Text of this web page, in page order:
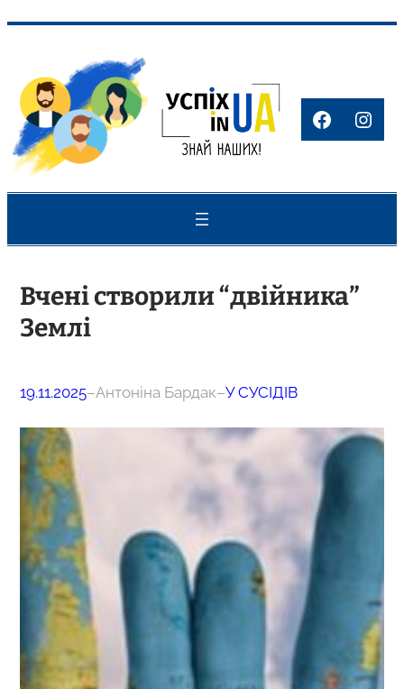
вмісту
Вчені створили “двійника”
Землі
19.11.2025–Антоніна Бардак–У СУСІДІВ